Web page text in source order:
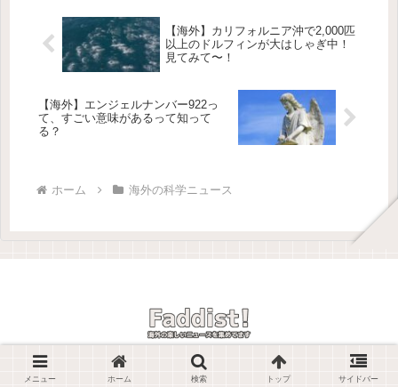
【海外】カリフォルニア沖で2,000匹
以上のドルフィンが大はしゃぎ中！
見てみて〜！
【海外】エンジェルナンバー922っ
て、すごい意味があるって知って
る？
ホーム 海外の科学ニュース
© 2025 Faddist! -海外の楽しいニュースを紹介しています-.
メニュー ホーム 検索 トップ サイドバー